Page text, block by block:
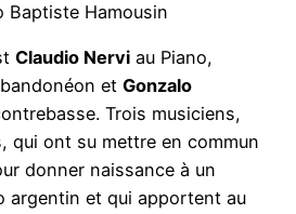
Baptiste Hamousin
Claudio Nervi au Piano,
et Gonzalo
Trois musiciens,
qui ont su mettre en commun
donner naissance à un
argentin et qui apportent au